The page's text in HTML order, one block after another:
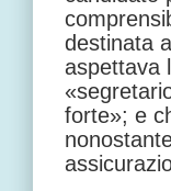
destinata
aspettava
forte»; e